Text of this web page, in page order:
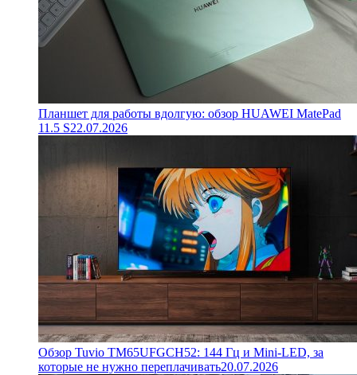
Планшет для работы вдолгую: обзор HUAWEI MatePad
11.5 S22.07.2026
Обзор Tuvio TM65UFGCH52: 144 Гц и Mini-LED, за
которые не нужно переплачивать20.07.2026